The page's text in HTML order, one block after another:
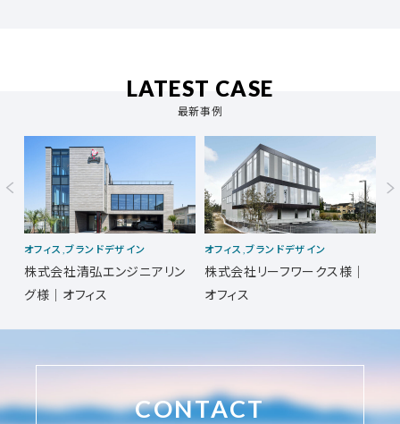
LATEST CASE
最新事例
オフィス,ブランドデザイン
株式会社清弘エンジニアリン
グ様｜オフィス
オフィス,ブランドデザイン
株式会社リーフワークス様｜
オフィス
CONTACT